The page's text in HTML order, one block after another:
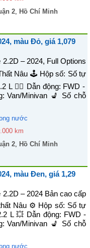
2, Hồ Chí Minh
màu Đỏ, giá 1,079
– 2024, Full Options
Nâu 🕹️ Hộp số: Số tự
L 🚴‍♀️ Dẫn động: FWD -
Van/Minivan 💺 Số chỗ
nước
km
2, Hồ Chí Minh
màu Đen, giá 1,29
2.2D – 2024 Bản cao cấp
Nâu ⚙️ Hộp số: Số tự
L 💥 Dẫn động: FWD -
Van/Minivan 💺 Số chỗ
nước